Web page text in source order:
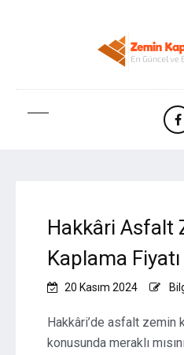
Hakkâri Asfalt
Kaplama Fiyatı
20 Kasım 2024
Hakkâri’de asfalt zemin
konusunda meraklı